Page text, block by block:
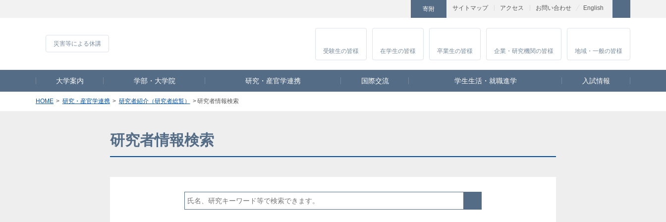
サイトマップ アクセス お問い合わせ
寄附 English
Instagram
受験生の皆様 在学生の皆様 卒業生の皆様 企業・研究機関の皆様 地域・一般の皆様
大学案内 学部・大学院 研究・産官学連携 国際交流 学生生活・就職進学 入試情報
HOME 研究・産官学連携 研究者紹介（研究者総覧） 研究者情報検索
研究者情報検索